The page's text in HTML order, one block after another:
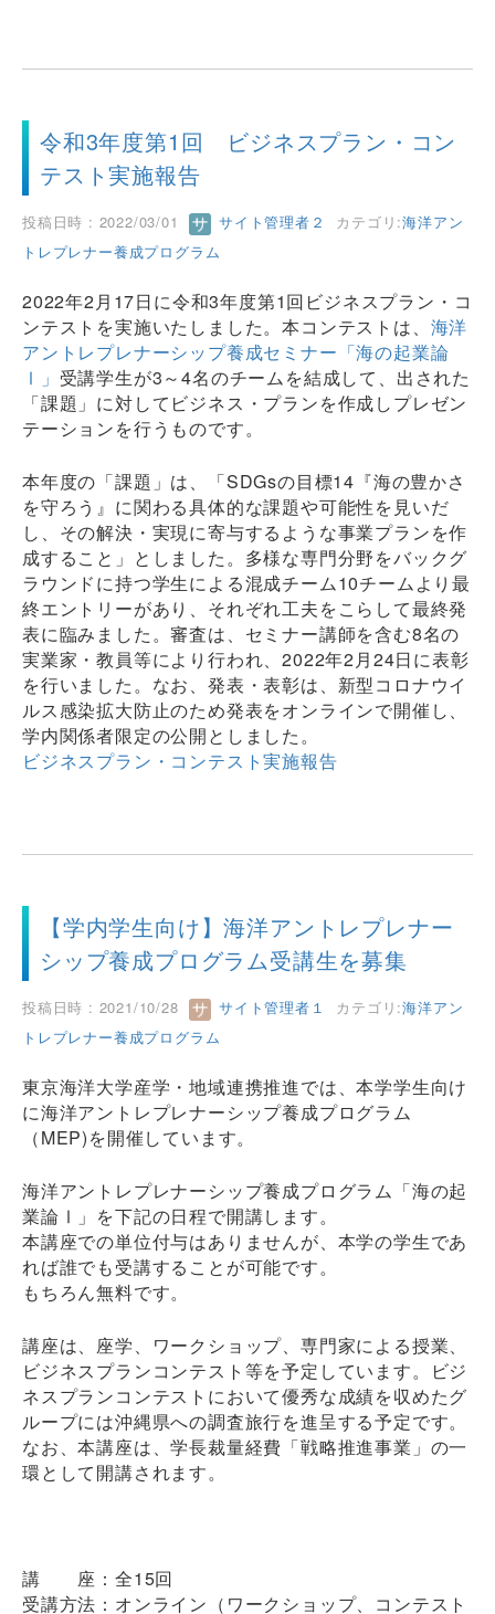
令和3年度第1回 ビジネスプラン・コン
テスト実施報告
投稿日時 : 2022/03/01 サイト管理者２ カテゴリ:海洋アン
トレプレナー養成プログラム
2022年2月17日に令和3年度第1回ビジネスプラン・コ
ンテストを実施いたしました。本コンテストは、 海洋
アントレプレナーシップ養成セミナー「海の起業論
Ⅰ」 受講学生が3～4名のチームを結成して、出された
「課題」に対してビジネス・プランを作成しプレゼン
テーションを行うものです。
本年度の「課題」は、「SDGsの目標14『海の豊かさ
を守ろう』に関わる具体的な課題や可能性を見いだ
し、その解決・実現に寄与するような事業プランを作
成すること」としました。多様な専門分野をバックグ
ラウンドに持つ学生による混成チーム10チームより最
終エントリーがあり、それぞれ工夫をこらして最終発
表に臨みました。審査は、セミナー講師を含む8名の
実業家・教員等により行われ、2022年2月24日に表彰
を行いました。なお、発表・表彰は、新型コロナウイ
ルス感染拡大防止のため発表をオンラインで開催し、
学内関係者限定の公開としました。
ビジネスプラン・コンテスト実施報告
【学内学生向け】海洋アントレプレナー
シップ養成プログラム受講生を募集
投稿日時 : 2021/10/28 サイト管理者１ カテゴリ:海洋アン
トレプレナー養成プログラム
東京海洋大学産学・地域連携推進では、本学学生向け
に海洋アントレプレナーシップ養成プログラム
（MEP)を開催しています。
海洋アントレプレナーシップ養成プログラム「海の起
業論Ⅰ」を下記の日程で開講します。
本講座での単位付与はありませんが、本学の学生であ
れば誰でも受講することが可能です。
もちろん無料です。
講座は、座学、ワークショップ、専門家による授業、
ビジネスプランコンテスト等を予定しています。ビジ
ネスプランコンテストにおいて優秀な成績を収めたグ
ループには沖縄県への調査旅行を進呈する予定です。
なお、本講座は、学長裁量経費「戦略推進事業」の一
環として開講されます。
講 座：全15回
受講方法：オンライン（ワークショップ、コンテスト